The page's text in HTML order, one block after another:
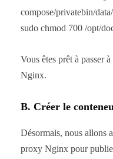
compose/privatebin/data/
sudo chmod 700 /opt/
Vous êtes prêt à passer
Nginx.
B. Créer le
Désormais, nous allons
proxy Nginx pour